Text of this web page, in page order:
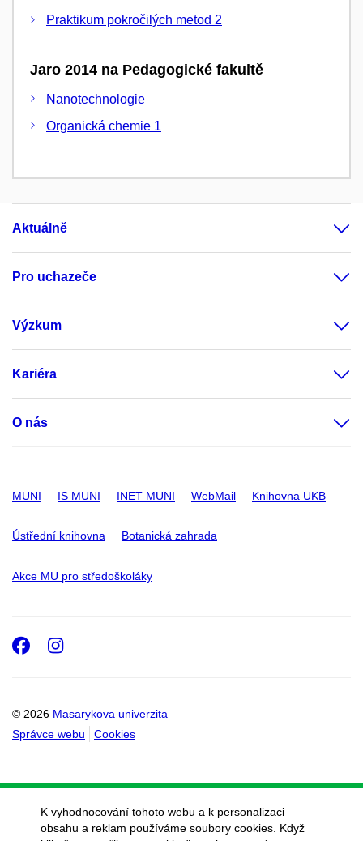
Praktikum pokročilých metod 2
Jaro 2014 na Pedagogické fakultě
Nanotechnologie
Organická chemie 1
Aktuálně
Pro uchazeče
Výzkum
Kariéra
O nás
MUNI IS MUNI INET MUNI WebMail Knihovna UKB
Ústřední knihovna Botanická zahrada
Akce MU pro středoškoláky
© 2026 Masarykova univerzita
Správce webu
Cookies
Facebook
Instagram
K vyhodnocování tohoto webu a k personalizaci
obsahu a reklam používáme soubory cookies. Když